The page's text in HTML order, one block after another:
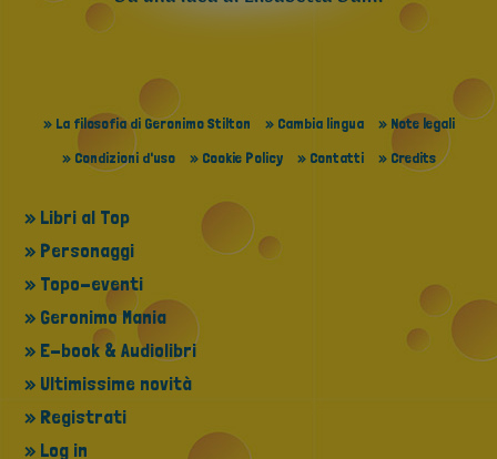
» La filosofia di Geronimo Stilton » Cambia lingua
» Note legali
» Condizioni d'uso
» Cookie Policy » Contatti » Credits
» Libri al Top
» Personaggi
» Topo-eventi
» Geronimo Mania
» E-book & Audiolibri
» Ultimissime novità
» Registrati
» Log in